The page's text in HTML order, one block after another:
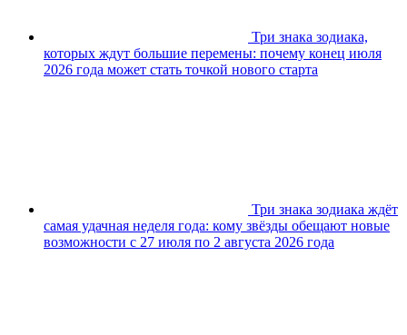
Три знака зодиака,
которых ждут большие перемены: почему конец июля
2026 года может стать точкой нового старта
Три знака зодиака ждёт
самая удачная неделя года: кому звёзды обещают новые
возможности с 27 июля по 2 августа 2026 года